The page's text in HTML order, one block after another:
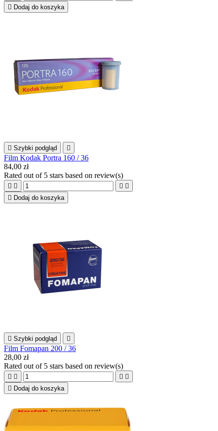
 Dodaj do koszyka
 Szybki podgląd 
Film Kodak Portra 160 / 36
84,00 zł
Rated out of 5 stars based on review(s)
   
 Dodaj do koszyka
 Szybki podgląd 
Film Fomapan 200 / 36
28,00 zł
Rated out of 5 stars based on review(s)
   
 Dodaj do koszyka